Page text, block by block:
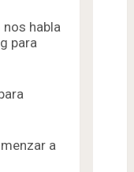
habla
para
a